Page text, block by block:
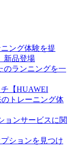
ング体験を提
新品登場
のランニングを一
【HUAWEI
のトレーニング体
ョンサービスに関
ションを見つけ